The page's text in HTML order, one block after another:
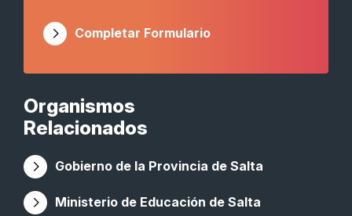
Organismos
Relacionados
Gobierno de la Provincia de Salta
Ministerio de Educación de Salta
Completar Formulario